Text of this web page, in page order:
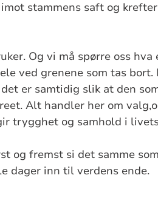
stammens saft og
Og vi må spørre oss hva
ved grenene som tas bort.
er samtidig slik at den
Alt handler her om
trygghet og samhold i
og fremst si det samme
dager inn til verdens ende.